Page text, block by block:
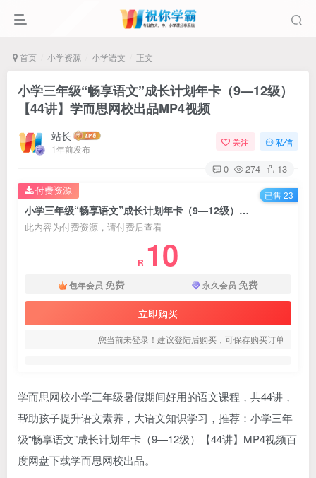
首页 小学资源 小学语文 正文
小学三年级“畅享语文”成长计划年卡（9—12级）
【44讲】学而思网校出品MP4视频
站长
1年前发布
关注 私信
0 274 13
小学三年级“畅享语文”成长计划年卡（9—12级）【44讲】学而思网校出品MP4视频
此内容为付费资源，请付费后查看
R 10
包年会员 免费 永久会员 免费
立即购买
您当前未登录！建议登陆后购买，可保存购买订单
付费资源 已售 23
学而思网校小学三年级暑假期间好用的语文课程，共44讲，
帮助孩子提升语文素养，大语文知识学习，推荐：小学三年
级“畅享语文”成长计划年卡（9—12级）【44讲】MP4视频百
度网盘下载学而思网校出品。